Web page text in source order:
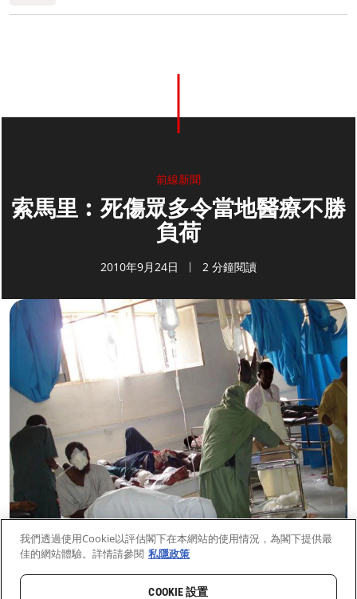
前線新聞
索馬里︰死傷眾多令當地醫療不勝
負荷
2010年9月24日 2 分鐘閱讀
我們透過使用Cookie以評估閣下在本網站的使用情況，為閣下提供最
佳的網站體驗。詳情請參閱 私隱政策
COOKIE 設置